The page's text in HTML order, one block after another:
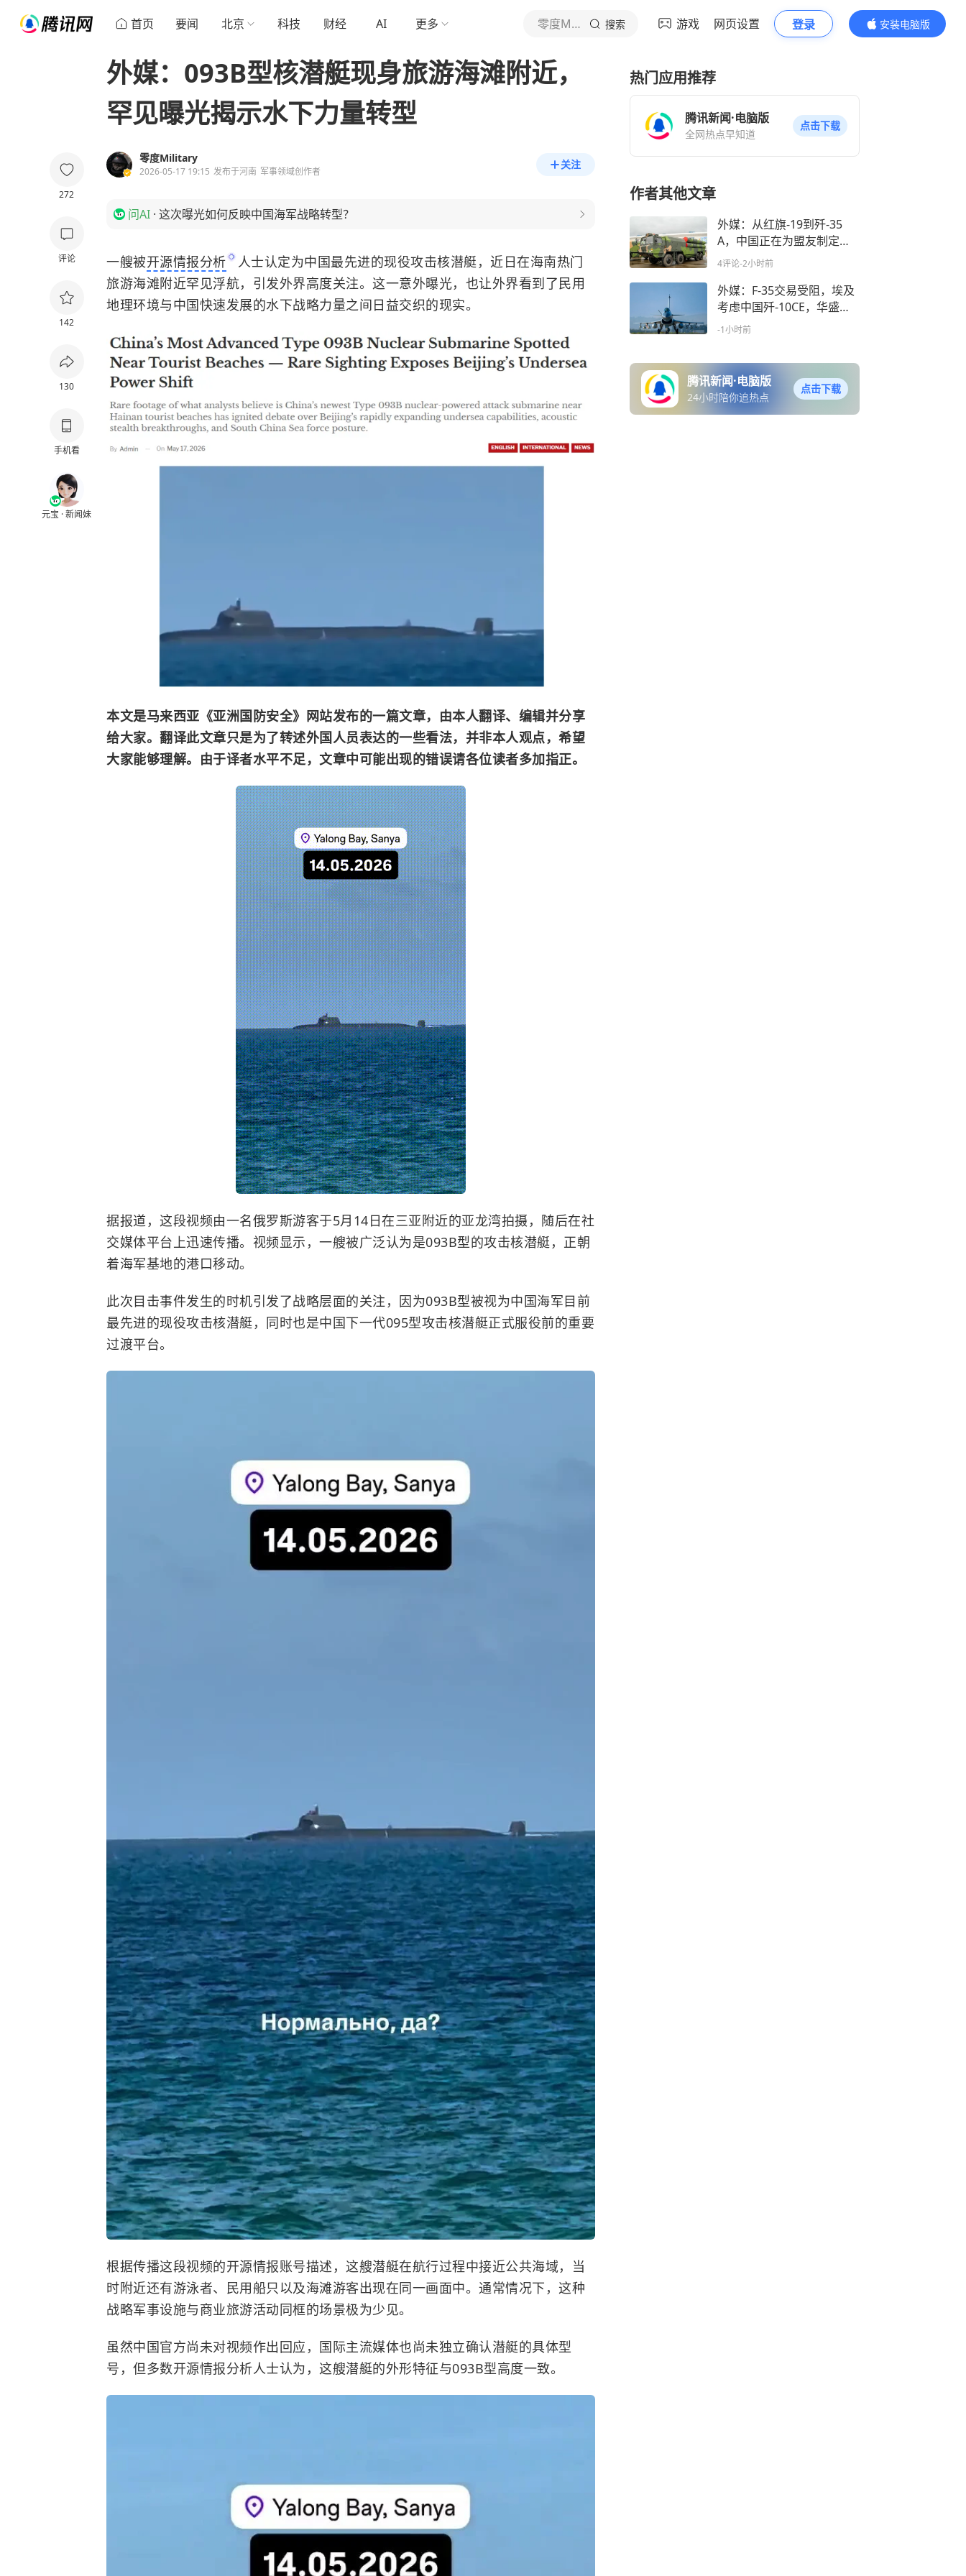
首页 要闻 北京 科技 财经 AI 更多 零度Military 搜索 游戏 网页设置 登录
安装电脑版
内容更精彩
272
评论
142
130
手机看
元宝 · 新闻妹
外媒：093B型核潜艇现身旅游海滩附近，
罕见曝光揭示水下力量转型
零度Military
2026-05-17 19:15 发布于河南 军事领域创作者
关注
问AI · 这次曝光如何反映中国海军战略转型？
一艘被开源情报分析
人士认定为中国最先进的现役攻击核潜艇，近日在海南热门
旅游海滩附近罕见浮航，引发外界高度关注。这一意外曝光，也让外界看到了民用
地理环境与中国快速发展的水下战略力量之间日益交织的现实。
本文是马来西亚《亚洲国防安全》网站发布的一篇文章，由本人翻译、编辑并分享
给大家。翻译此文章只是为了转述外国人员表达的一些看法，并非本人观点，希望
大家能够理解。由于译者水平不足，文章中可能出现的错误请各位读者多加指正。
据报道，这段视频由一名俄罗斯游客于5月14日在三亚附近的亚龙湾拍摄，随后在社
交媒体平台上迅速传播。视频显示，一艘被广泛认为是093B型的攻击核潜艇，正朝
着海军基地的港口移动。
此次目击事件发生的时机引发了战略层面的关注，因为093B型被视为中国海军目前
最先进的现役攻击核潜艇，同时也是中国下一代095型攻击核潜艇正式服役前的重要
过渡平台。
根据传播这段视频的开源情报账号描述，这艘潜艇在航行过程中接近公共海域，当
时附近还有游泳者、民用船只以及海滩游客出现在同一画面中。通常情况下，这种
战略军事设施与商业旅游活动同框的场景极为少见。
虽然中国官方尚未对视频作出回应，国际主流媒体也尚未独立确认潜艇的具体型
号，但多数开源情报分析人士认为，这艘潜艇的外形特征与093B型高度一致。
热门应用推荐
腾讯新闻·电脑版
全网热点早知道
点击下载
作者其他文章
外媒：从红旗-19到歼-35
A，中国正在为盟友制定一
套全面的威慑体系
4评论-2小时前
外媒：F-35交易受阻，埃及
考虑中国歼-10CE，华盛顿
面临战略失误？
-1小时前
腾讯新闻·电脑版
24小时陪你追热点
点击下载